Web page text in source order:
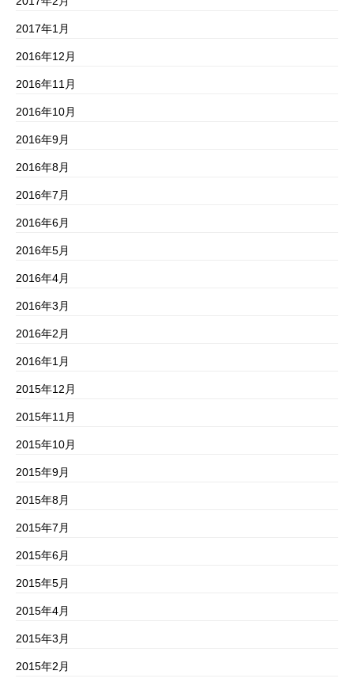
2017年1月
2016年12月
2016年11月
2016年10月
2016年9月
2016年8月
2016年7月
2016年6月
2016年5月
2016年4月
2016年3月
2016年2月
2016年1月
2015年12月
2015年11月
2015年10月
2015年9月
2015年8月
2015年7月
2015年6月
2015年5月
2015年4月
2015年3月
2015年2月